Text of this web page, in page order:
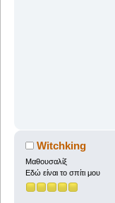
Witchking
Μαθουσαλίξ
Εδώ είναι το σπίτι μου